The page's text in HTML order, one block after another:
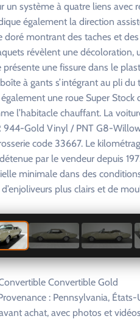
un système à quatre liens
également la direction
montrant des taches et des
révèlent une
présente une fissure dans le
à gants s’intégrant au pli
une roue Super
l’habitacle chauffant. La
944-Gold Vinyl / PNT G8-
code 33667. Le
par le vendeur depuis
minimale dans des
plus clairs et de
Convertible Gold
: Pennsylvania,
achat, avec photos et